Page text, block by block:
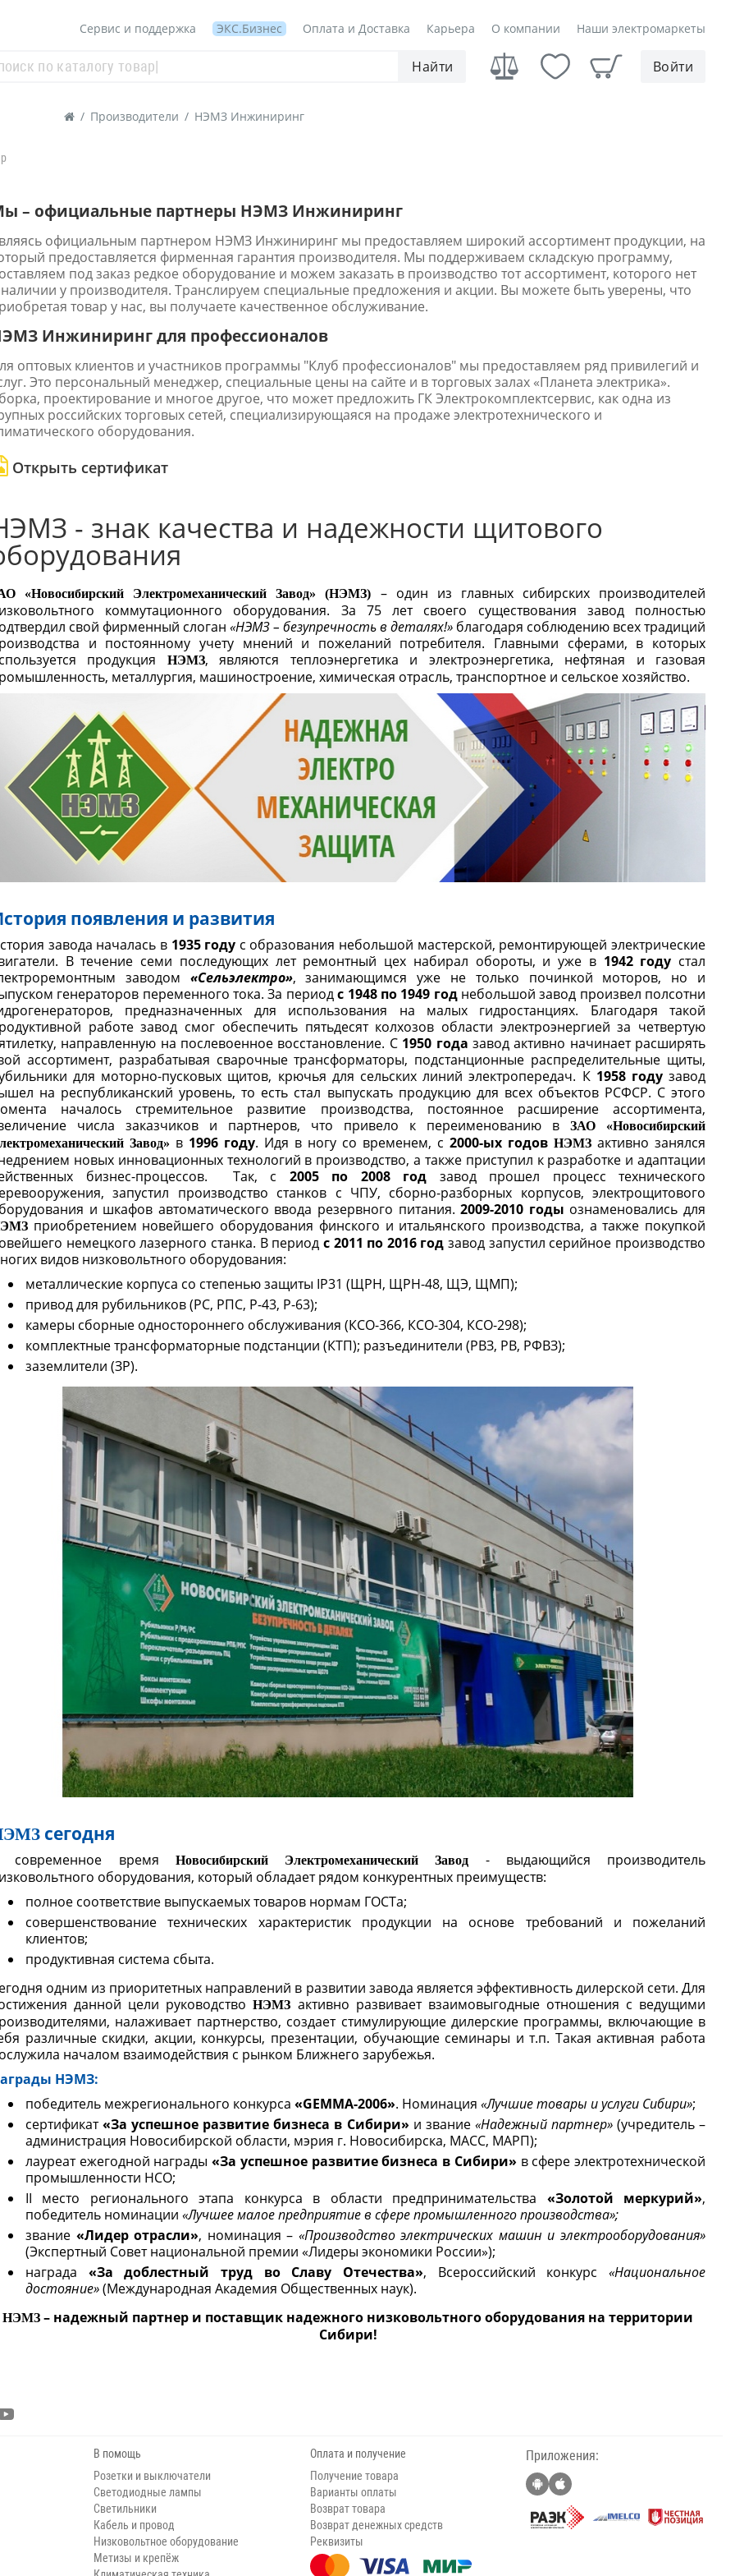
Сервис и поддержка ЭКС.Бизнес Оплата и Доставка Карьера О компании Наши электромаркеты
Найти Войти
/ Производители / НЭМЗ Инжиниринг
– официальные партнеры НЭМЗ Инжиниринг
официальным партнером НЭМЗ Инжиниринг мы предоставляем широкий ассортимент продукции, на
предоставляется фирменная гарантия производителя. Мы поддерживаем складскую программу,
под заказ редкое оборудование и можем заказать в производство тот ассортимент, которого нет
у производителя. Транслируем специальные предложения и акции. Вы можете быть уверены, что
товар у нас, вы получаете качественное обслуживание.
Инжиниринг для профессионалов
оптовых клиентов и участников программы "Клуб профессионалов" мы предоставляем ряд привилегий и
Это персональный менеджер, специальные цены на сайте и в торговых залах «Планета электрика».
проектирование и многое другое, что может предложить ГК Электрокомплектсервис, как одна из
российских торговых сетей, специализирующаяся на продаже электротехнического и
оборудования.
Открыть сертификат
- знак качества и надежности щитового
«Новосибирский Электромеханический Завод» (НЭМЗ)
– один из главных сибирских производителей
коммутационного оборудования. За 75 лет своего существования завод полностью
свой фирменный слоган «НЭМЗ – безупречность в деталях!» благодаря соблюдению всех традиций
и постоянному учету мнений и пожеланий потребителя. Главными сферами, в которых
продукция
НЭМЗ, являются теплоэнергетика и электроэнергетика, нефтяная и газовая
металлургия, машиностроение, химическая отрасль, транспортное и сельское хозяйство.
появления и развития
завода началась в 1935 году с образования небольшой мастерской, ремонтирующей электрические
В течение семи последующих лет ремонтный цех набирал обороты, и уже в 1942 году стал
заводом «Сельэлектро», занимающимся уже не только починкой моторов, но и
генераторов переменного тока. За периодс 1948 по 1949 годнебольшой завод произвел полсотни
предназначенных для использования на малых гидростанциях. Благодаря такой
работе завод смог обеспечить пятьдесят колхозов области электроэнергией за четвертую
направленную на послевоенное восстановление. С 1950 года завод активно начинает расширять
ассортимент, разрабатывая сварочные трансформаторы, подстанционные распределительные щиты,
для моторно-пусковых щитов, крючья для сельских линий электропередач. К 1958 годузавод
на республиканский уровень, то есть стал выпускать продукцию для всех объектов РСФСР. С этого
началось стремительное развитие производства, постоянное расширение ассортимента,
числа заказчиков и партнеров, что привело к переименованию в
ЗАО «Новосибирский
Завод» в 1996 году. Идя в ногу со временем, с 2000-ых годов НЭМЗ активно занялся
новых инновационных технологий в производство, а также приступил к разработке и адаптации
бизнес-процессов. Так, с 2005 по 2008 год завод прошел процесс технического
запустил производство станков с ЧПУ, сборно-разборных корпусов, электрощитового
и шкафов автоматического ввода резервного питания.2009-2010 годы ознаменовались для
приобретением новейшего оборудования финского и итальянского производства, а также покупкой
немецкого лазерного станка. В период с 2011 по 2016 год завод запустил серийное производство
видов низковольтного оборудования:
металлические корпуса со степенью защиты IP31 (ЩРН, ЩРН-48, ЩЭ, ЩМП);
привод для рубильников (РС, РПС, Р-43, Р-63);
камеры сборные одностороннего обслуживания (КСО-366, КСО-304, КСО-298);
комплектные трансформаторные подстанции (КТП); разъединители (РВЗ, РВ, РФВЗ);
заземлители (ЗР).
сегодня
современное время Новосибирский Электромеханический Завод
- выдающийся производитель
оборудования, который обладает рядом конкурентных преимуществ:
полное соответствие выпускаемых товаров нормам ГОСТа;
совершенствование технических характеристик продукции на основе требований и пожеланий
клиентов;
продуктивная система сбыта.
одним из приоритетных направлений в развитии завода является эффективность дилерской сети. Для
данной цели руководствоНЭМЗ активно развивает взаимовыгодные отношения с ведущими
налаживает партнерство, создает стимулирующие дилерские программы, включающие в
различные скидки, акции, конкурсы, презентации, обучающие семинары и т.п. Такая активная работа
началом взаимодействия с рынком Ближнего зарубежья.
НЭМЗ:
победитель межрегионального конкурса «GEMMA-2006». Номинация «Лучшие товары и услуги Сибири»;
сертификат«За успешное развитие бизнеса в Сибири» и звание «Надежный партнер»(учредитель –
администрация Новосибирской области, мэрия г. Новосибирска, МАСС, МАРП);
лауреат ежегодной награды«За успешное развитие бизнеса в Сибири» в сфере электротехнической
промышленности НСО;
II место регионального этапа конкурса в области предпринимательства «Золотой меркурий»,
победитель номинации «Лучшее малое предприятие в сфере промышленного производства»;
звание «Лидер отрасли», номинация – «Производство электрических машин и электрооборудования»
(Экспертный Совет национальной премии «Лидеры экономики России»);
награда «За доблестный труд во Славу Отечества», Всероссийский конкурс «Национальное
достояние»(Международная Академия Общественных наук).
НЭМЗ – надежный партнер и поставщик надежного низковольтного оборудования на территории
Сибири!
В помощь
Розетки и выключатели
Светодиодные лампы
Светильники
Кабель и провод
Низковольтное оборудование
Метизы и крепёж
Оплата и получение
Получение товара
Варианты оплаты
Возврат товара
Возврат денежных средств
Реквизиты
Приложения: